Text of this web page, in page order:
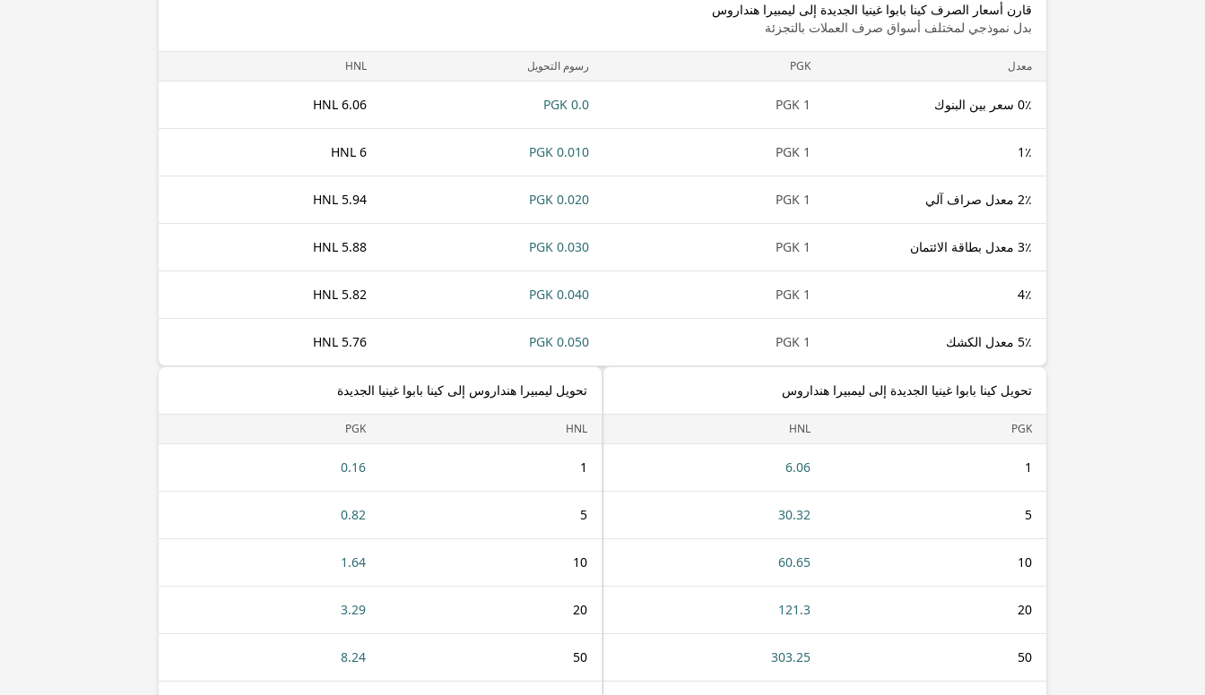
قارن أسعار الصرف كينا بابوا غينيا الجديدة إلى ليمبيرا هنداروس
بدل نموذجي لمختلف أسواق صرف العملات بالتجزئة
معدل PGK رسوم التحويل HNL
0٪ سعر بين البنوك 1 PGK
0.0 PGK
6.06 HNL
1٪ 1 PGK
0.010 PGK
6 HNL
2٪ معدل صراف آلي 1 PGK
0.020 PGK
5.94 HNL
3٪ معدل بطاقة الائتمان 1 PGK
0.030 PGK
5.88 HNL
4٪ 1 PGK
0.040 PGK
5.82 HNL
5٪ معدل الكشك 1 PGK
0.050 PGK
5.76 HNL
تحويل كينا بابوا غينيا الجديدة إلى ليمبيرا هنداروس
PGK
HNL
1
6.06
5
30.32
10
60.65
20
121.3
50
303.25
تحويل ليمبيرا هنداروس إلى كينا بابوا غينيا الجديدة
HNL
PGK
1
0.16
5
0.82
10
1.64
20
3.29
50
8.24